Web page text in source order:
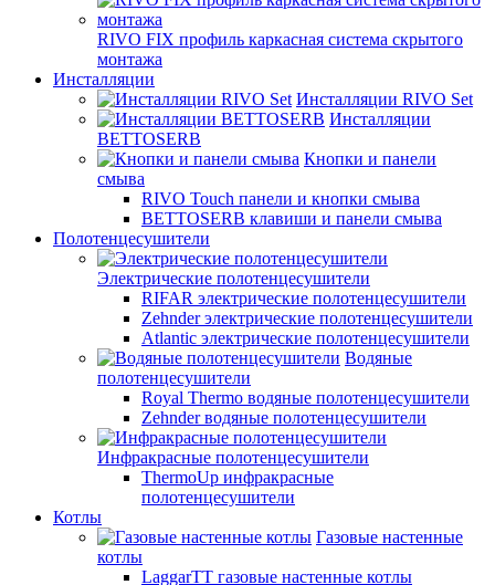
RIVO FIX профиль каркасная система скрытого
монтажа
Инсталляции
Инсталляции RIVO Set
Инсталляции
BETTOSERB
Кнопки и панели
смыва
RIVO Touch панели и кнопки смыва
BETTOSERB клавиши и панели смыва
Полотенцесушители
Электрические полотенцесушители
RIFAR электрические полотенцесушители
Zehnder электрические полотенцесушители
Atlantic электрические полотенцесушители
Водяные
полотенцесушители
Royal Thermo водяные полотенцесушители
Zehnder водяные полотенцесушители
Инфракрасные полотенцесушители
ThermoUp инфракрасные
полотенцесушители
Котлы
Газовые настенные
котлы
LaggarTT газовые настенные котлы